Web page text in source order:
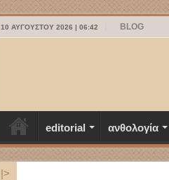
10 ΑΥΓΟΎΣΤΟΥ 2026 | 06:42 BLOG
editorial ανθολογία
|>